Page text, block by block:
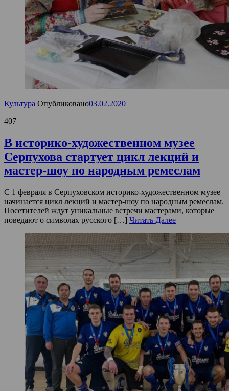
Культура Опубликовано03.02.2020
407
В историко-художественном музее
Серпухова стартует цикл лекций и
мастер-шоу по народным ремеслам
С 1 февраля в Серпуховском историко-художественном музее
начинается цикл лекций и мастер-шоу по народным ремеслам.
Посетителей ждут уникальные встречи мастерами, которые
поведают о символах русского […] Читать Далее